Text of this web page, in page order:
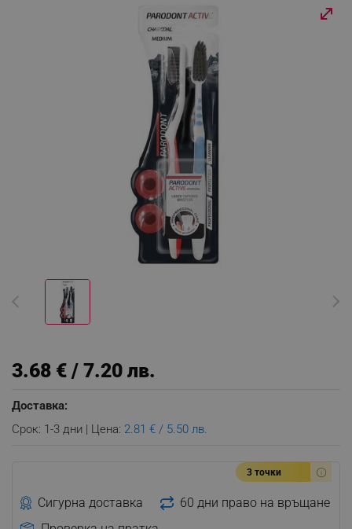
3.68 € / 7.20 лв.
Доставка:
Срок: 1-3 дни | Цена: 2.81 € / 5.50 лв.
3 точки
Сигурна доставка
60 дни право на връщане